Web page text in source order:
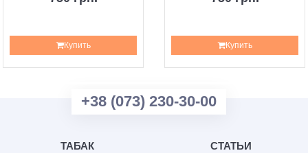
Купить Купить
+38 (073) 230-30-00
ТАБАК
СТАТЬИ